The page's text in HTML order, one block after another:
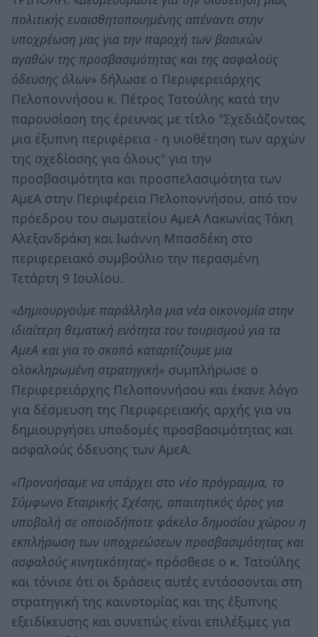
πολιτικής ευαισθητοποιημένης απέναντι στην
υποχρέωση μας για την παροχή των βασικών
αγαθών της προσβασιμότητας και της ασφαλούς
όδευσης όλων» δήλωσε ο Περιφερειάρχης
Πελοποννήσου κ. Πέτρος Τατούλης κατά την
παρουσίαση της έρευνας με τίτλο "Σχεδιάζοντας
μια έξυπνη περιφέρεια - η υιοθέτηση των αρχών
της σχεδίασης για όλους" για την
προσβασιμότητα και προσπελασιμότητα των
ΑμεΑ στην Περιφέρεια Πελοποννήσου, από τον
πρόεδρου του σωματείου ΑμεΑ Λακωνίας Τάκη
Αλεξανδράκη και Ιωάννη Μπασδέκη στο
περιφερειακό συμβούλιο την περασμένη
Τετάρτη 9 Ιουλίου.
«Δημιουργούμε παράλληλα μια νέα οικονομία στην
ιδιαίτερη θεματική ενότητα του τουρισμού για τα
ΑμεΑ και για το σκοπό καταρτίζουμε μια
ολοκληρωμένη στρατηγική» συμπλήρωσε ο
Περιφερειάρχης Πελοποννήσου και έκανε λόγο
για δέσμευση της Περιφερειακής αρχής για να
δημιουργήσει υποδομές προσβασιμότητας και
ασφαλούς όδευσης των ΑμεΑ.
«Προνοήσαμε να υπάρχει στο νέο πρόγραμμα, το
Σύμφωνο Εταιρικής Σχέσης, απαιτητικός όρος για
υποβολή σε οποιοδήποτε φάκελο δημοσίου χώρου η
εκπλήρωση των υποχρεώσεων προσβασιμότητας και
ασφαλούς κινητικότητας» πρόσθεσε ο κ. Τατούλης
και τόνισε ότι οι δράσεις αυτές εντάσσονται στη
στρατηγική της καινοτομίας και της έξυπνης
εξειδίκευσης και συνεπώς είναι επιλέξιμες για